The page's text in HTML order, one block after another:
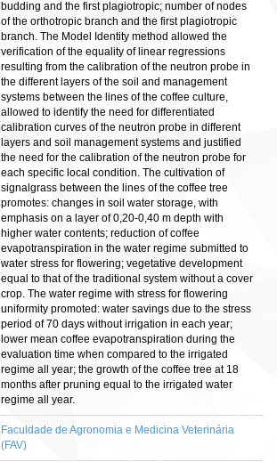
budding and the first plagiotropic; number of nodes
of the orthotropic branch and the first plagiotropic
branch. The Model Identity method allowed the
verification of the equality of linear regressions
resulting from the calibration of the neutron probe in
the different layers of the soil and management
systems between the lines of the coffee culture,
allowed to identify the need for differentiated
calibration curves of the neutron probe in different
layers and soil management systems and justified
the need for the calibration of the neutron probe for
each specific local condition. The cultivation of
signalgrass between the lines of the coffee tree
promotes: changes in soil water storage, with
emphasis on a layer of 0,20-0,40 m depth with
higher water contents; reduction of coffee
evapotranspiration in the water regime submitted to
water stress for flowering; vegetative development
equal to that of the traditional system without a cover
crop. The water regime with stress for flowering
uniformity promoted: water savings due to the stress
period of 70 days without irrigation in each year;
lower mean coffee evapotranspiration during the
evaluation time when compared to the irrigated
regime all year; the growth of the coffee tree at 18
months after pruning equal to the irrigated water
regime all year.
Faculdade de Agronomia e Medicina Veterinária
(FAV)